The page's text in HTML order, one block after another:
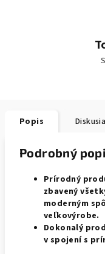
Popis Diskusia
Podrobný
Prírodný
zbavený
moderným
veľkovýrobe.
Dokonalý
v spojení s